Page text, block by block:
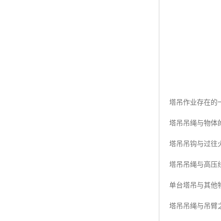
塔吊作业存在的
塔吊吊绳与物体
塔吊吊钩与过往
塔吊吊绳与高压
单台塔吊与其他
塔吊吊绳与吊臂